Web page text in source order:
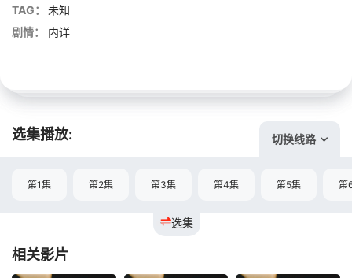
TAG：
未知
剧情：
内详
选集播放: 切换线路
选集
第1集 第2集 第3集 第4集 第5集 第
相关影片